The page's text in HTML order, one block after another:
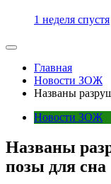
1 неделя спустя
Главная
Новости ЗОЖ
Названы
Новости ЗОЖ
Названы
позы для сна